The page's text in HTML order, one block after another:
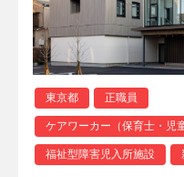
東京都 正職員
ケアワーカー（保育士・児
福祉型障害児入所施設